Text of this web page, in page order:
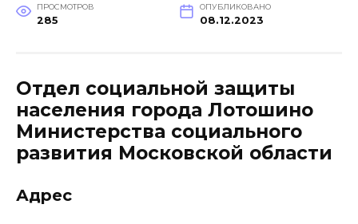
ПРОСМОТРОВ
285
ОПУБЛИКОВАНО
08.12.2023
Отдел социальной защиты
населения города Лотошино
Министерства социального
развития Московской области
Адрес